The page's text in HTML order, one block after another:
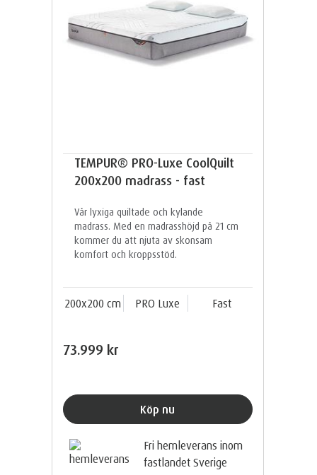
TEMPUR® PRO-Luxe CoolQuilt
200x200 madrass - fast
Vår lyxiga quiltade och kylande
madrass. Med en madrasshöjd på 21 cm
kommer du att njuta av skonsam
komfort och kroppsstöd.
200x200 cm PRO Luxe Fast
73.999 kr
Köp nu
Fri hemleverans inom
fastlandet Sverige